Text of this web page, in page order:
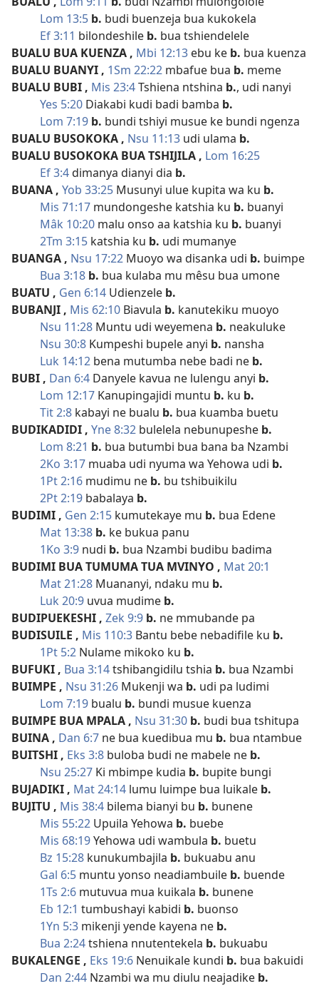
Lom 13:5 b. budi buenzeja bua kukokela
Ef 3:11 bilondeshile b. bua tshiendelele
BUALU BUA KUENZA , Mbi 12:13 ebu ke b. bua kuenza
BUALU BUANYI , 1Sm 22:22 mbafue bua b. meme
BUALU BUBI , Mis 23:4Tshiena ntshina b., udi nanyi
Yes 5:20 Diakabi kudi badi bamba b.
Lom 7:19 b. bundi tshiyi musue ke bundi ngenza
BUALU BUSOKOKA , Nsu 11:13 udi ulama b.
BUALU BUSOKOKA BUA TSHIJILA , Lom 16:25
Ef 3:4dimanya dianyi dia b.
BUANA , Yob 33:25 Musunyi ulue kupita wa ku b.
Mis 71:17 mundongeshe katshia ku b. buanyi
Mâk 10:20 malu onso aa katshia ku b. buanyi
2Tm 3:15 katshia ku b. udi mumanye
BUANGA , Nsu 17:22 Muoyo wa disanka udi b. buimpe
Bua 3:18 b. bua kulaba mu mêsu bua umone
BUATU , Gen 6:14 Udienzele b.
BUBANJI , Mis 62:10 Biavula b. kanutekiku muoyo
Nsu 11:28 Muntu udi weyemena b. neakuluke
Nsu 30:8 Kumpeshi bupele anyi b. nansha
Luk 14:12 bena mutumba nebe badi ne b.
BUBI , Dan 6:4 Danyele kavua ne lulengu anyi b.
Lom 12:17 Kanupingajidi muntu b. ku b.
Tit 2:8 kabayi ne bualu b. bua kuamba buetu
BUDIKADIDI , Yne 8:32 bulelela nebunupeshe b.
Lom 8:21 b. bua butumbi bua bana ba Nzambi
2Ko 3:17 muaba udi nyuma wa Yehowa udi b.
1Pt 2:16 mudimu ne b. bu tshibuikilu
2Pt 2:19 babalaya b.
BUDIMI , Gen 2:15 kumutekaye mu b. bua Edene
Mat 13:38 b. ke bukua panu
1Ko 3:9 nudi b. bua Nzambi budibu badima
BUDIMI BUA TUMUMA TUA MVINYO , Mat 20:1
Mat 21:28 Muananyi, ndaku mu b.
Luk 20:9 uvua mudime b.
BUDIPUEKESHI , Zek 9:9 b. ne mmubande pa
BUDISUILE , Mis 110:3 Bantu bebe nebadifile ku b.
1Pt 5:2 Nulame mikoko ku b.
BUFUKI , Bua 3:14tshibangidilu tshia b. bua Nzambi
BUIMPE , Nsu 31:26 Mukenji wa b. udi pa ludimi
Lom 7:19 bualu b. bundi musue kuenza
BUIMPE BUA MPALA , Nsu 31:30 b. budi bua tshitupa
BUINA , Dan 6:7 ne bua kuedibua mu b. bua ntambue
BUITSHI , Eks 3:8 buloba budi ne mabele ne b.
Nsu 25:27 Ki mbimpe kudia b. bupite bungi
BUJADIKI , Mat 24:14 lumu luimpe bua luikale b.
BUJITU , Mis 38:4 bilema bianyi bu b. bunene
Mis 55:22 Upuila Yehowa b. buebe
Mis 68:19Yehowa udi wambula b. buetu
Bz 15:28 kunukumbajila b. bukuabu anu
Gal 6:5 muntu yonso neadiambuile b. buende
1Ts 2:6 mutuvua mua kuikala b. bunene
Eb 12:1 tumbushayi kabidi b. buonso
1Yn 5:3 mikenji yende kayena ne b.
Bua 2:24tshiena nnutentekela b. bukuabu
BUKALENGE , Eks 19:6 Nenuikale kundi b. bua bakuidi
Dan 2:44 Nzambi wa mu diulu neajadike b.